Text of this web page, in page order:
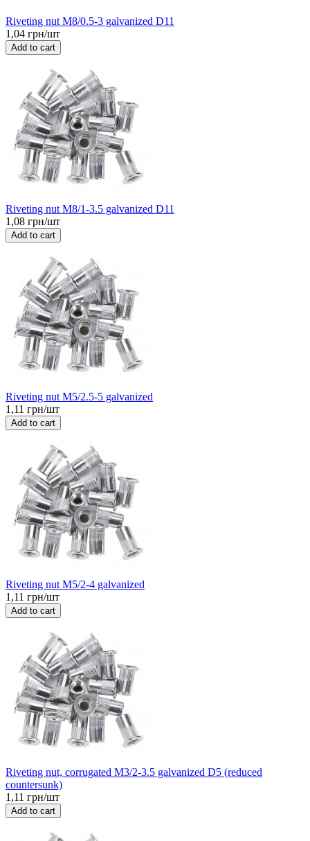
Riveting nut M8/0.5-3 galvanized D11
1,04 грн/шт
Add to cart
Riveting nut M8/1-3.5 galvanized D11
1,08 грн/шт
Add to cart
Riveting nut M5/2.5-5 galvanized
1,11 грн/шт
Add to cart
Riveting nut M5/2-4 galvanized
1,11 грн/шт
Add to cart
Riveting nut, corrugated M3/2-3.5 galvanized D5 (reduced
countersunk)
1,11 грн/шт
Add to cart